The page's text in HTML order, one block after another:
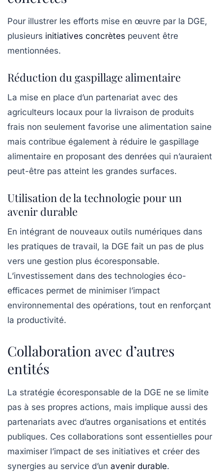
Pour illustrer les efforts mise en œuvre par la DGE,
plusieurs initiatives concrètes peuvent être
mentionnées.
Réduction du gaspillage alimentaire
La mise en place d’un partenariat avec des
agriculteurs locaux pour la livraison de produits
frais non seulement favorise une alimentation saine
mais contribue également à réduire le gaspillage
alimentaire en proposant des denrées qui n’auraient
peut-être pas atteint les grandes surfaces.
Utilisation de la technologie pour un
avenir durable
En intégrant de nouveaux outils numériques dans
les pratiques de travail, la DGE fait un pas de plus
vers une gestion plus écoresponsable.
L’investissement dans des technologies éco-
efficaces permet de minimiser l’impact
environnemental des opérations, tout en renforçant
la productivité.
Collaboration avec d’autres
entités
La stratégie écoresponsable de la DGE ne se limite
pas à ses propres actions, mais implique aussi des
partenariats avec d’autres organisations et entités
publiques. Ces collaborations sont essentielles pour
maximiser l’impact de ses initiatives et créer des
synergies au service d’un avenir durable.